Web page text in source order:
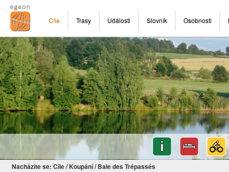
Cíle Trasy Události Slovník Osobnosti
Nacházíte se: Cíle/ Koupání/ Baie des Trépassés